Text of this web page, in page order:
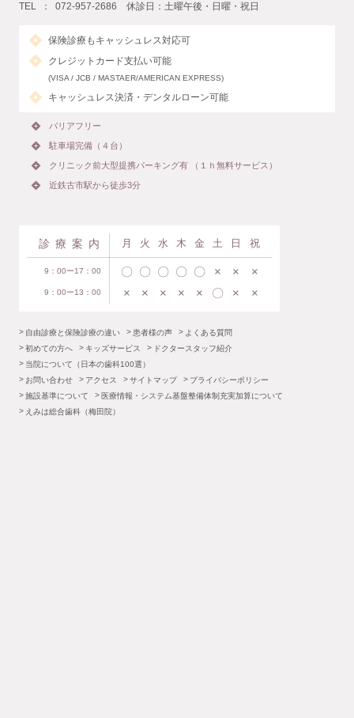
TEL ： 072-957-2686 休診日：土曜午後・日曜・祝日
保険診療もキャッシュレス対応可
クレジットカード支払い可能
(VISA / JCB / MASTAER/AMERICAN EXPRESS)
キャッシュレス決済・デンタルローン可能
バリアフリー
駐車場完備（４台）
クリニック前大型提携パーキング有 （１ｈ無料サービス）
近鉄古市駅から徒歩3分
診療案内 月 火 水 木 金 土 日 祝
9：00ー17：00 〇 〇 〇 〇 〇 × × ×
9：00ー13：00 × × × × × 〇 × ×
自由診療と保険診療の違い 患者様の声
よくある質問
初めての方へ
キッズサービス
ドクタースタッフ紹介
当院について（日本の歯科100選）
お問い合わせ
アクセス サイトマップ
プライバシーポリシー
施設基準について
医療情報・システム基盤整備体制充実加算について
えみは総合歯科（梅田院）